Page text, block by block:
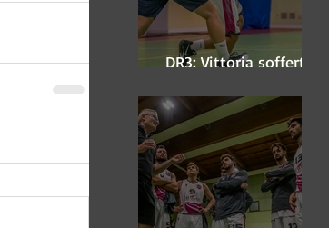
DR3: Vittoria sofferta a